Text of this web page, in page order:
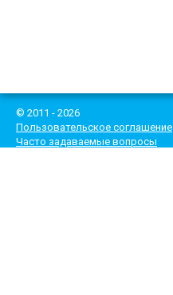
© 2011 - 2026
Пользовательское соглашение
Часто задаваемые вопросы